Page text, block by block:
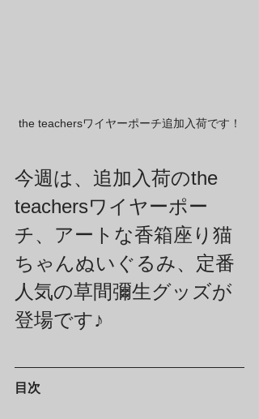
the teachersワイヤーポーチ追加入荷です！
今週は、追加入荷のthe
teachersワイヤーポー
チ、アートな香箱座り猫
ちゃんぬいぐるみ、定番
人気の草間彌生グッズが
登場です♪
目次